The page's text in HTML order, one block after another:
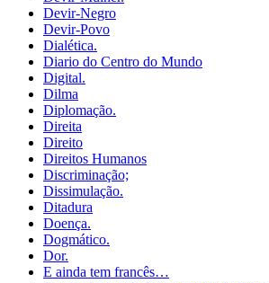
Devir-Negro
Devir-Povo
Dialética.
Diario do Centro do Mundo
Digital.
Dilma
Diplomação.
Direita
Direito
Direitos Humanos
Discriminação;
Dissimulação.
Ditadura
Doença.
Dogmático.
Dor.
E ainda tem francês…